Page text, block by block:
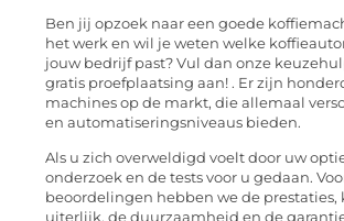
Ben jij opzoek naar een goede
het werk en wil je weten welke
jouw bedrijf past? Vul dan onze
gratis proefplaatsing aan! . Er zijn
machines op de markt, die allemaal
en automatiseringsniveaus bieden.
Als u zich overweldigd voelt door uw
onderzoek en de tests voor u gedaan.
beoordelingen hebben we de prestaties,
uiterlijk, de duurzaamheid en de